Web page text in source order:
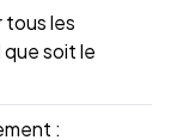
tous les
soit le
: